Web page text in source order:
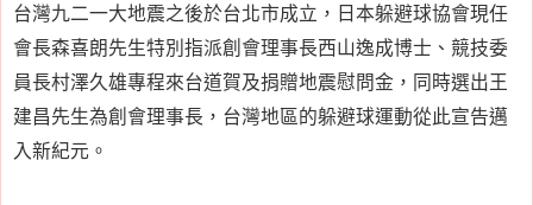
台灣九二一大地震之後於台北市成立，日本躲避球協會現任
會長森喜朗先生特別指派創會理事長西山逸成博士、競技委
員長村澤久雄專程來台道賀及捐贈地震慰問金，同時選出王
建昌先生為創會理事長，台灣地區的躲避球運動從此宣告邁
入新紀元。